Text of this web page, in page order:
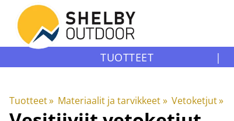
TUOTTEET |
Tuotteet‪» Materiaalit ja tarvikkeet‪» Vetoketjut‪»